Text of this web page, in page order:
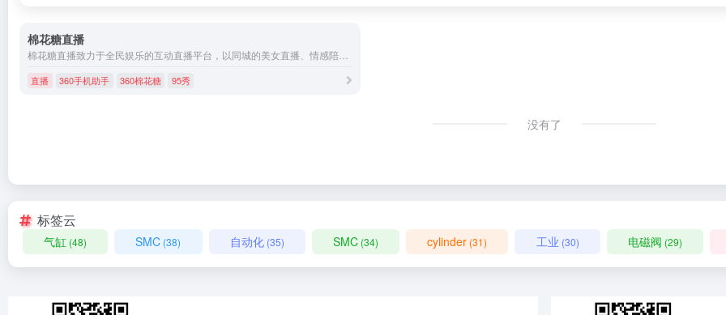
棉花糖直播
直播 360手机助手 360棉花糖 95秀
没有了
标签云
气缸 (48) SMC (38) 自动化(35) SMC (34) cylinder (31) 工业 (30) 电磁阀 (29)